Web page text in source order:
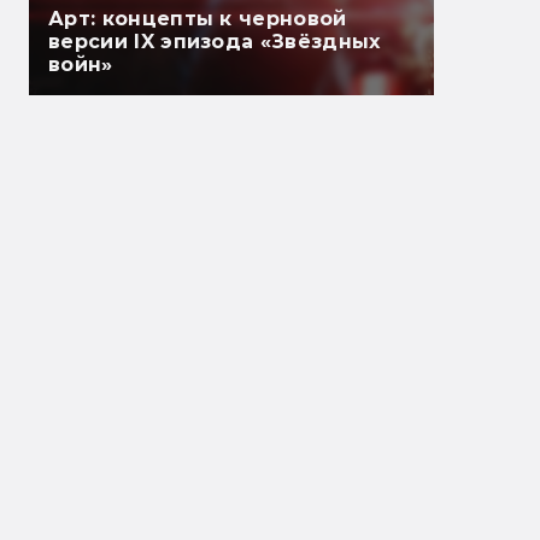
Арт: концепты к черновой
версии IX эпизода «Звёздных
войн»